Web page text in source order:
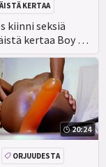
kiinni seksiä
kertaa Boy Oh
out
KERTAA
MUSTA
20:24
ORJUUDESTA